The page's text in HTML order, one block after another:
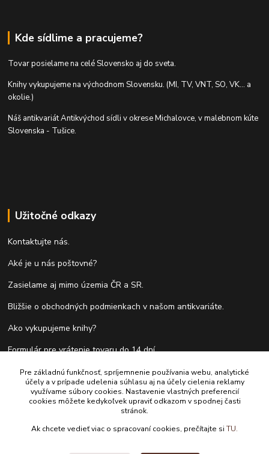
Kde sídlime a pracujeme?
Tovar posielame na celé Slovensko aj do sveta.
Knihy vykupujeme na východnom Slovensku. (MI, TV, VNT, SO, VK... a
okolie.)
Náš antikvariát Antikvýchod sídli v okrese Michalovce, v malebnom kúte
Slovenska - Tušice.
Užitočné odkazy
Kontaktujte nás.
Aké je u nás poštovné?
Zasielame aj mimo územia ČR a SR.
Bližšie o obchodných podmienkach v našom antikvariáte.
Ako vykupujeme knihy?
Formulár pre vrátenie tovaru do 14 dní.
Kontakty
Pre základnú funkčnosť, spríjemnenie používania webu, analytické
účely a v prípade udelenia súhlasu aj na účely cielenia reklamy
využívame súbory cookies. Nastavenie vlastných preferencií
cookies môžete kedykoľvek upraviť odkazom v spodnej časti
stránok.
Ak chcete vedieť viac o spracovaní cookies, prečítajte siTU.